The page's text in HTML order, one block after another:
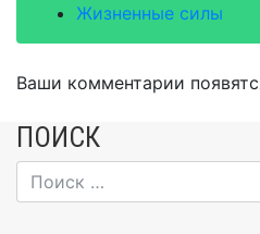
Жизненные силы
Ваши комментарии
ПОИСК